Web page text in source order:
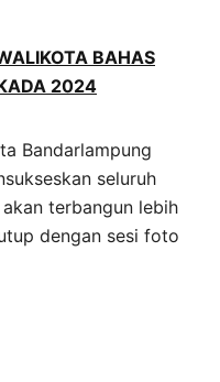
BAHAS
2024
Bandarlampung
seluruh
terbangun lebih
dengan sesi foto